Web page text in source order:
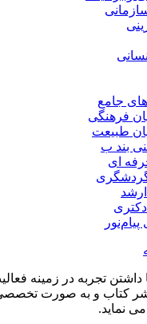
جامع
فرهنگی
طبیعت
بند ب
ای
گردشگری
داشتن تجربه در زمینه
کتاب و به صورت
نماید.